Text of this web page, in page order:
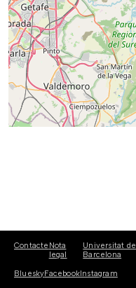
Contacte Nota
legal
Universitat de
Barcelona
BlueskyFacebookInstagram